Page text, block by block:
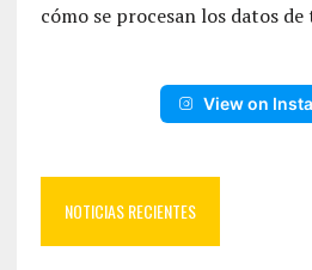
cómo se procesan los datos
View on
NOTICIAS RECIENTES